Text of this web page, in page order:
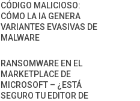
CÓDIGO MALICIOSO:
CÓMO LA IA GENERA
VARIANTES EVASIVAS DE
MALWARE
RANSOMWARE EN EL
MARKETPLACE DE
MICROSOFT – ¿ESTÁ
SEGURO TU EDITOR DE